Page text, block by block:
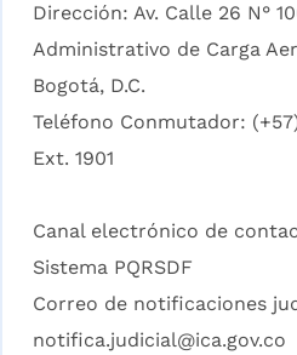
Dirección: Av. Calle 26 N°
Administrativo de Carga
Bogotá, D.C.
Teléfono Conmutador:
Ext. 1901
Canal electrónico de
Sistema PQRSDF
Correo de notificaciones
notifica.judicial@ica.gov.co